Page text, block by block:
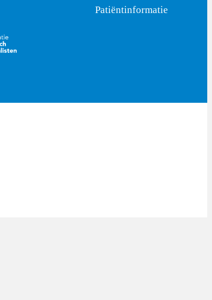
Patiëntinformatie